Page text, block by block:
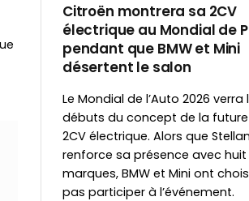
Citroën montrera sa 2CV
électrique au Mondial de
pendant que BMW et Mini
désertent le salon
Le Mondial de l’Auto 2026 verra
débuts du concept de la
2CV électrique. Alors que
renforce sa présence avec huit
marques, BMW et Mini ont
pas participer à l’événement.